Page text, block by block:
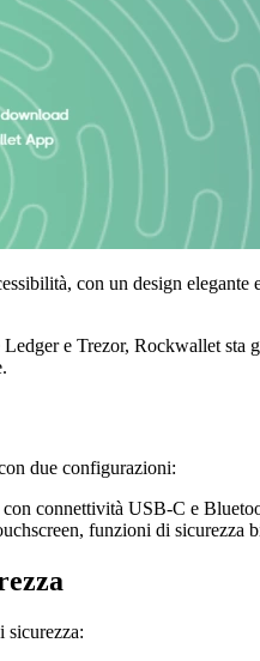
con un design
e Trezor, Rockwallet
due configurazioni:
con connettività USB-C e
funzioni di sicurezza
sicurezza: